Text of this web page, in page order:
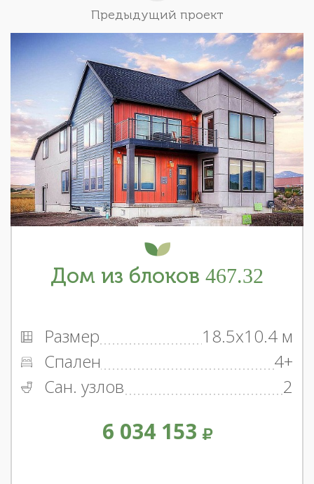
Предыдущий проект
Дом из блоков 467.32
Размер
18.5x10.4 м
Спален
4+
Сан. узлов
2
6 034 153